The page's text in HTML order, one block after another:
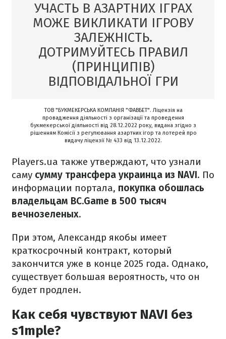
УЧАСТЬ В АЗАРТНИХ ІГРАХ
МОЖЕ ВИКЛИКАТИ ІГРОВУ
ЗАЛЕЖНІСТЬ.
ДОТРИМУЙТЕСЬ ПРАВИЛ
(ПРИНЦИПІВ)
ВІДПОВІДАЛЬНОЇ ГРИ
ТОВ "БУКМЕКЕРСЬКА КОМПАНІЯ "ФАВБЕТ". Ліцензія на
провадження діяльності з організації та проведення
букмекерської діяльності від 28.12.2022 року, видана згідно з
рішенням Комісії з регулювання азартних ігор та лотерей про
видачу ліцензії № 433 від 13.12.2022.
Players.ua также утверждают, что узнали
саму сумму трансфера украинца из NAVI. По
информации портала, покупка обошлась
владельцам BC.Game в 500 тысяч
вечнозеленых.
При этом, Александр якобы имеет
краткосрочный контракт, который
закончится уже в конце 2025 года. Однако,
существует большая вероятность, что он
будет продлен.
Как себя чувствуют NAVI без
s1mple?